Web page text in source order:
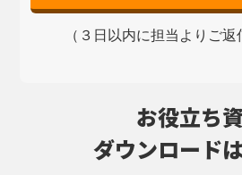
（３日以内に担当よりご返
お役立ち
ダウンロード